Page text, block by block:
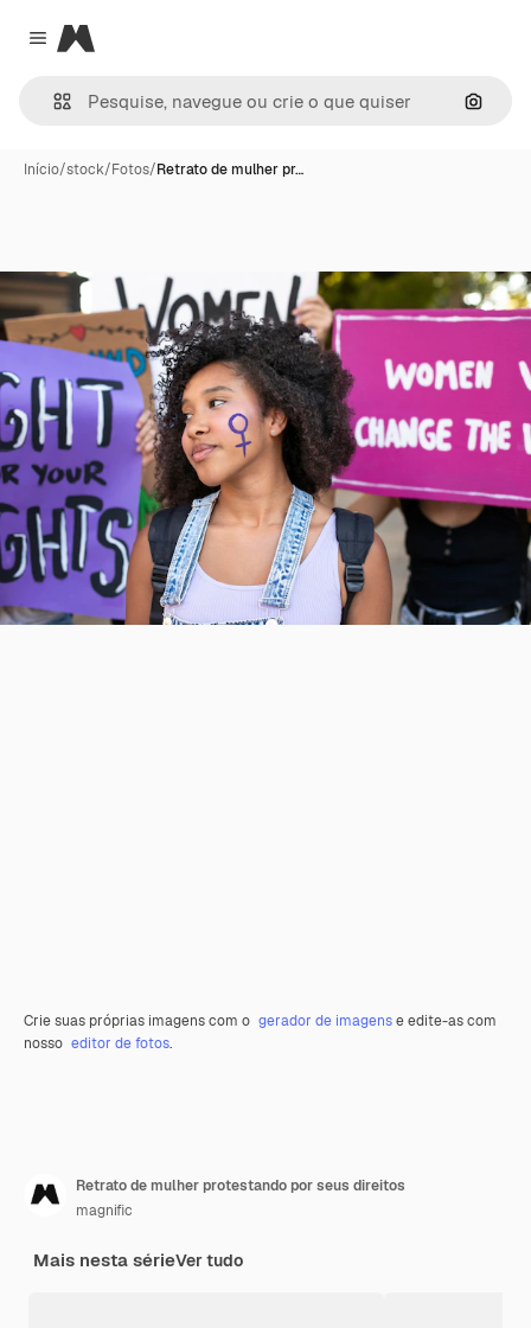
Close menu
Magnific
Início/stock/Fotos/Retrato de mulher pr…
Crie suas próprias imagens com o gerador de imagense edite-as com
nosso editor de fotos.
Retrato de mulher protestando por seus direitos
magnific
Mais nesta sérieVer tudo